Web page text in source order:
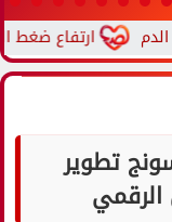
ارتفاع ضغط الدم
تطوير
الرقمي